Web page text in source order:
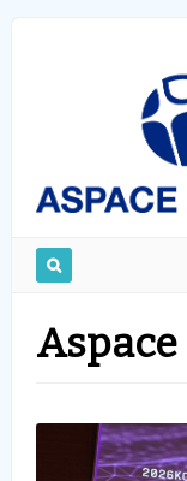
Remember
Me